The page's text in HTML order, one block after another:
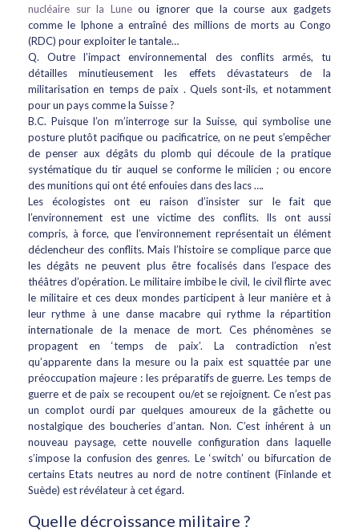
nucléaire sur la Luneou ignorer que la course aux gadgets
comme le Iphone a entraîné des millions de morts au Congo
(RDC) pour exploiter le tantale…
Q. Outre l’impact environnemental des conflits armés, tu
détailles minutieusement les effets dévastateurs de la
militarisation en temps de paix . Quels sont-ils, et notamment
pour un pays comme la Suisse ?
B.C. Puisque l’on m’interroge sur la Suisse, qui symbolise une
posture plutôt pacifique ou pacificatrice, on ne peut s’empêcher
de penser aux dégâts du plomb qui découle de la pratique
systématique du tir auquel se conforme le milicien ; ou encore
des munitions qui ont été enfouies dans des lacs ….
Les écologistes ont eu raison d’insister sur le fait que
l’environnement est une victime des conflits. Ils ont aussi
compris, à force, que l’environnement représentait un élément
déclencheur des conflits. Mais l’histoire se complique parce que
les dégâts ne peuvent plus être focalisés dans l’espace des
théâtres d’opération. Le militaire imbibe le civil, le civil flirte avec
le militaire et ces deux mondes participent à leur manière et à
leur rythme à une danse macabre qui rythme la répartition
internationale de la menace de mort. Ces phénomènes se
propagent en ‘temps de paix’. La contradiction n’est
qu’apparente dans la mesure ou la paix est squattée par une
préoccupation majeure : les préparatifs de guerre. Les temps de
guerre et de paix se recoupent ou/et se rejoignent. Ce n’est pas
un complot ourdi par quelques amoureux de la gâchette ou
nostalgique des boucheries d’antan. Non. C’est inhérent à un
nouveau paysage, cette nouvelle configuration dans laquelle
s’impose la confusion des genres. Le ‘switch’ ou bifurcation de
certains Etats neutres au nord de notre continent (Finlande et
Suède) est révélateur à cet égard.
Quelle décroissance militaire ?